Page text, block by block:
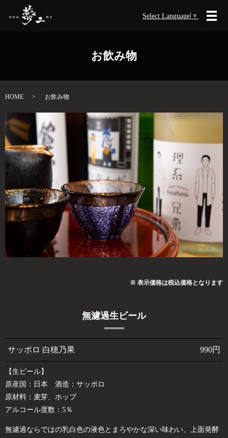
メ
Select Language ▼
お飲み物
HOME お飲み物
※ 表示価格は税込価格となります
無濾過生ビール
サッポロ 白穂乃果 990円
【生ビール】
原産国：日本 酒造：サッポロ
原材料：麦芽、ホップ
アルコール度数：5％
無濾過ならではの乳白色の液色とまろやかな深い味わい、上面発酵